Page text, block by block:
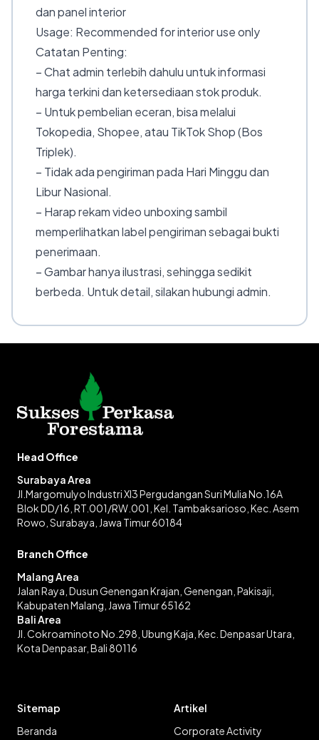
dan panel interior
Usage: Recommended for interior use only
Catatan Penting:
– Chat admin terlebih dahulu untuk informasi
harga terkini dan ketersediaan stok produk.
– Untuk pembelian eceran, bisa melalui
Tokopedia, Shopee, atau TikTok Shop (Bos
Triplek).
– Tidak ada pengiriman pada Hari Minggu dan
Libur Nasional.
– Harap rekam video unboxing sambil
memperlihatkan label pengiriman sebagai bukti
penerimaan.
– Gambar hanya ilustrasi, sehingga sedikit
berbeda. Untuk detail, silakan hubungi admin.
Head Office
Surabaya Area
Jl.Margomulyo Industri XI3 Pergudangan Suri Mulia No.16A
Blok DD/16, RT.001/RW.001, Kel. Tambaksarioso, Kec. Asem
Rowo, Surabaya, Jawa Timur 60184
Branch Office
Malang Area
Jalan Raya, Dusun Genengan Krajan, Genengan, Pakisaji,
Kabupaten Malang, Jawa Timur 65162
Bali Area
Jl. Cokroaminoto No.298, Ubung Kaja, Kec. Denpasar Utara,
Kota Denpasar, Bali 80116
Sitemap
Beranda
Artikel
Corporate Activity